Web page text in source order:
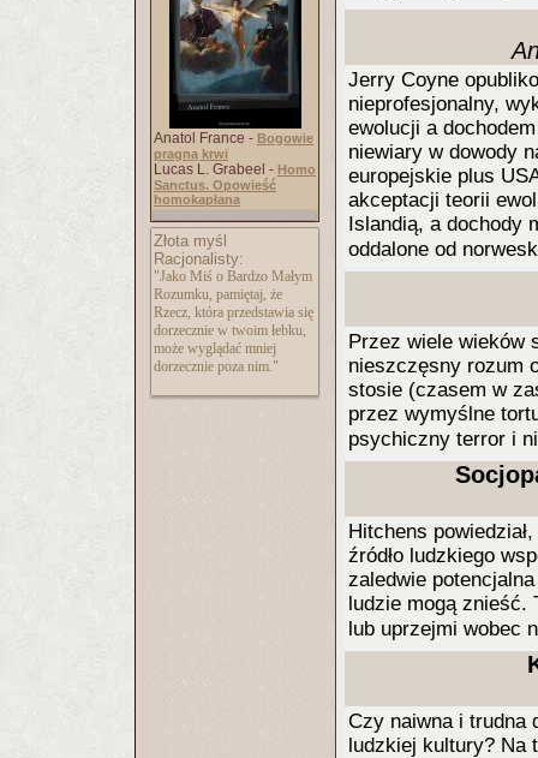
Anatol France - Bogowie
pragną krwi
Lucas L. Grabeel - Homo
Sanctus. Opowieść
homokapłana
Złota myśl
Racjonalisty:
"Jako Miś o Bardzo Małym
Rozumku, pamiętaj, że
Rzecz, która przedstawia się
dorzecznie w twoim łebku,
może wyglądać mniej
dorzecznie poza nim."
Jerry Coyne
nieprofesjonalny,
ewolucji a
niewiary w dowody
europejskie plus
akceptacji teorii
Islandią, a dochody
oddalone od
Przez wiele wieków
nieszczęsny rozum
stosie (czasem w
przez wymyślne
psychiczny terror i
Hitchens
źródło ludzkiego
zaledwie
ludzie mogą znieść.
lub uprzejmi wobec
Czy naiwna i trudna
ludzkiej kultury? Na